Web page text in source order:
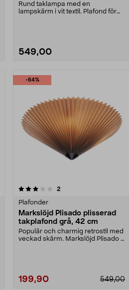
Rund taklampa med en
lampskärm i vit textil. Plafond för
549,00
-64%
2
Plafonder
Markslöjd Plisado plisserad
takplafond grå, 42 cm
Populär och charmig retrostil med
veckad skärm. Markslöjd Plisado –
199,90 549,00
4.5 av 5 stjärnor